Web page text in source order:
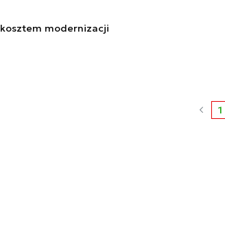
modernizacji
1